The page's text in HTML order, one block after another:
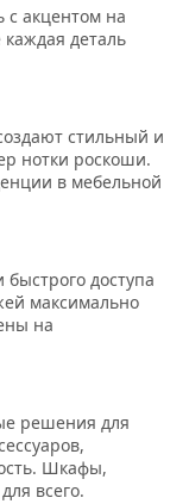
акцентом на
каждая деталь
стильный и
нотки роскоши.
в мебельной
доступа
максимально
на
решения для
Шкафы,
всего.